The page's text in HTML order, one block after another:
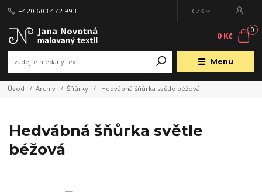
Menu
CZK
+420 603 472 993
0
0 Kč
Úvod Archiv Šňůrky Hedvábná šňůrka světle béžová
Hedvábná šňůrka světle
béžová